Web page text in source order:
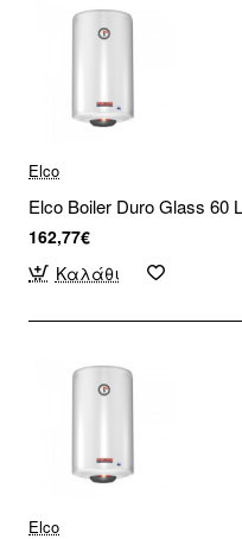
Elco
Elco Boiler Duro Glass 60
162,77€
Καλάθι
Elco